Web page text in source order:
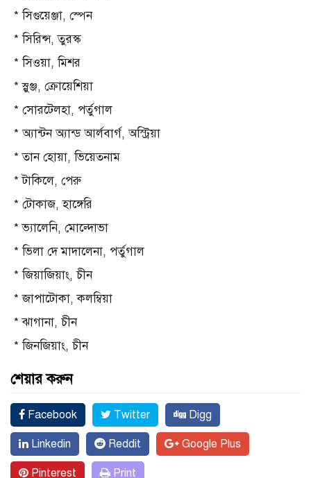
* সিগুয়েঞ্জা, স্পেন
* সিরিন্স, তুরস্ক
* সিওয়া, মিশর
* স্লুঞ্জ, ক্রোয়েশিয়া
* সোরটেলহা, পর্তুগাল
* অ্যান্টন অ্যান্ড আর্লবার্গ, অস্ট্রিয়া
* তান হোয়া, ভিয়েতনাম
* টাকিলে, পেরু
* টোকাজ, হাঙ্গেরি
* ভ্যালেনি, মোল্দোভা
* ভিলা দে মাদালেনা, পর্তুগাল
* জিয়াজিয়াং, চীন
* জাপাটোকা, কলম্বিয়া
* ঝাগানা, চীন
* জিনজিয়াং, চীন
শেয়ার করুন
Facebook Twitter Digg
Linkedin Reddit Google Plus
Pinterest Print